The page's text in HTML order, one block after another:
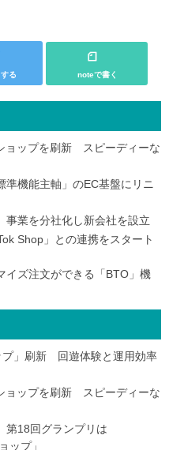
る noteで書く
ョップを刷新 スピーディーな
準機能主軸」のEC基盤にリニ
事業を分社化し新会社を設立
Shop」との連携をスタート
イズ注文ができる「BTO」機
プ」刷新 回遊体験と運用効率
ョップを刷新 スピーディーな
第18回グランプリは
ップ」